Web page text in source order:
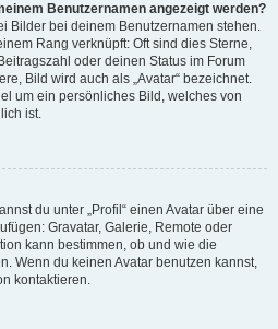
Benutzernamen angezeigt werden?
Bilder bei deinem Benutzernamen stehen.
Rang verknüpft: Oft sind dies Sterne,
oder deinen Status im Forum
Bild wird auch als „Avatar“ bezeichnet.
um ein persönliches Bild, welches von
ist.
du unter „Profil“ einen Avatar über eine
Gravatar, Galerie, Remote oder
kann bestimmen, ob und wie die
Wenn du keinen Avatar benutzen kannst,
kontaktieren.